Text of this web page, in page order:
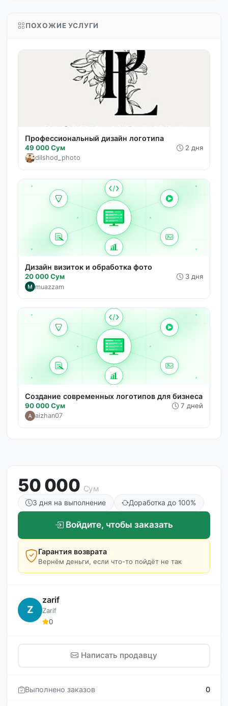
ПОХОЖИЕ УСЛУГИ
Профессиональный дизайн логотипа
49 000 Сум 2 дня
dilshod_photo
Дизайн визиток и обработка фото
20 000 Сум 3 дня
muazzam
Создание современных логотипов для бизнеса
90 000 Сум 7 дней
aizhan07
50 000 Сум
3 дня на выполнение Доработка до 100%
Войдите, чтобы заказать
Гарантия возврата
Вернём деньги, если что-то пойдёт не так
Z
zarif
Zarif
0
Написать продавцу
Выполнено заказов 0